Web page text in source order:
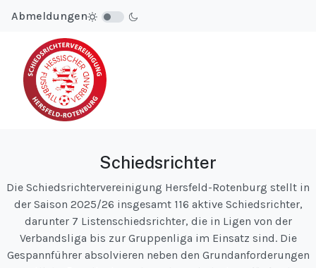
Abmeldungen
Schiedsrichter
Die Schiedsrichtervereinigung Hersfeld-Rotenburg stellt in
der Saison 2025/26 insgesamt 116 aktive Schiedsrichter,
darunter 7 Listenschiedsrichter, die in Ligen von der
Verbandsliga bis zur Gruppenliga im Einsatz sind. Die
Gespannführer absolvieren neben den Grundanforderungen